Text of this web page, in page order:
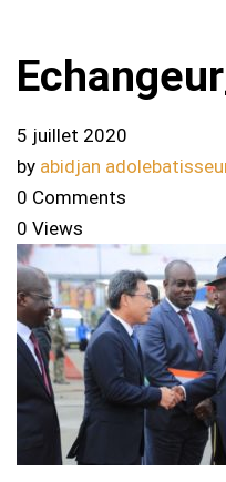
5 juillet 2020
by abidjan
0 Comments
0 Views